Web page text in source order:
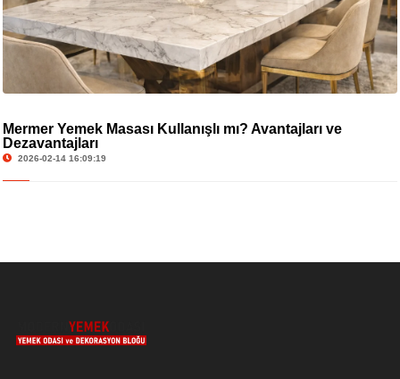
Mermer Yemek Masası Kullanışlı mı? Avantajları ve
Dezavantajları
2026-02-14 16:09:19